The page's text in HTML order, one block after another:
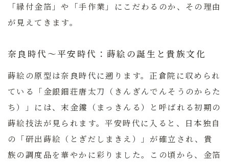
「縁付金箔」や「手作業」にこだわるのか、その理由
が見えてきます。
奈良時代〜平安時代：蒔絵の誕生と貴族文化
蒔絵の原型は奈良時代に遡ります。正倉院に収められ
ている「金銀鈿荘唐太刀（きんぎんでんそうのからた
ち）」には、末金鏤（まっきんる）と呼ばれる初期の
蒔絵技法が見られます。平安時代に入ると、日本独自
の「研出蒔絵（とぎだしまきえ）」が確立され、貴
族の調度品を華やかに彩りました。この頃から、金箔